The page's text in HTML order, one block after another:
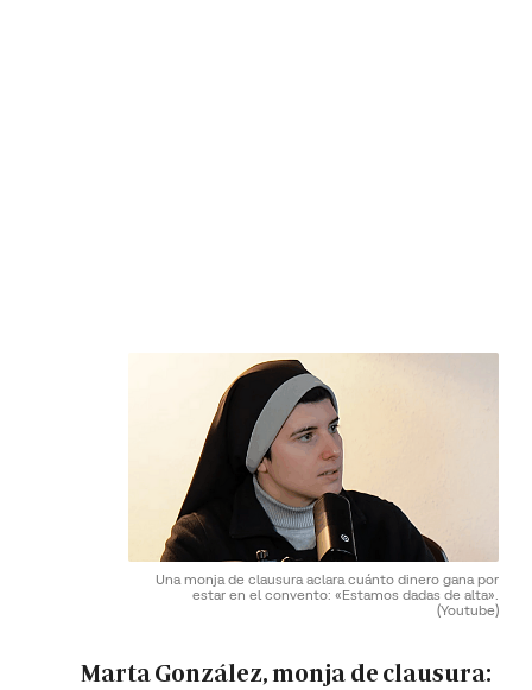
Una monja de clausura aclara cuánto dinero gana por
estar en el convento: «Estamos dadas de alta».
(Youtube)
Marta González, monja de clausura: